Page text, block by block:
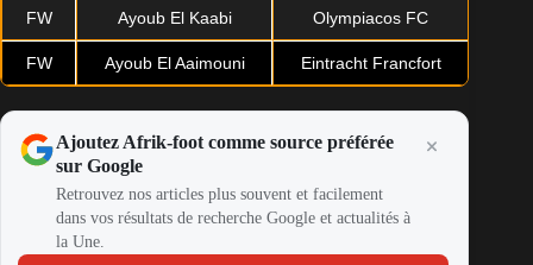
FW Ayoub El Kaabi Olympiacos FC
FW Ayoub El Aaimouni Eintracht Francfort
Ajoutez Afrik-foot comme source préférée
sur Google
Retrouvez nos articles plus souvent et facilement
dans vos résultats de recherche Google et actualités à
la Une.